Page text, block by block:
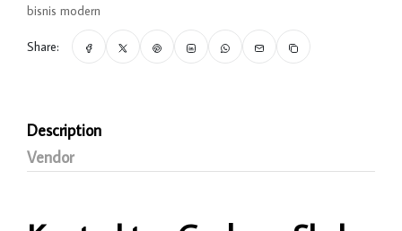
bisnis modern
Share:
Description
Vendor